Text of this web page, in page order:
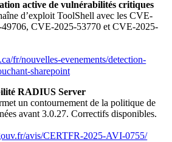
active de vulnérabilités critiques
d’exploit ToolShell avec les CVE-
CVE-2025-53770 et CVE-2025-
fr/nouvelles-evenements/detection-
sharepoint
RADIUS Server
un contournement de la politique de
avant 3.0.27. Correctifs disponibles.
avis/CERTFR-2025-AVI-0755/